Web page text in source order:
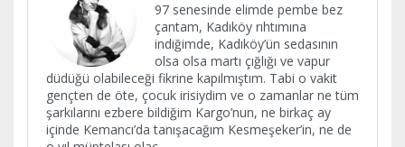
97 senesinde elimde pembe bez
çantam, Kadıköy rıhtımına
indiğimde, Kadıköy’ün sedasının
olsa olsa martı çığlığı ve vapur
düdüğü olabileceği fikrine kapılmıştım. Tabi o vakit
gençten de öte, çocuk irisiydim ve o zamanlar ne tüm
şarkılarını ezbere bildiğim Kargo’nun, ne birkaç ay
içinde Kemancı’da tanışacağım Kesmeşeker’in, ne de